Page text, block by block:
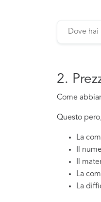
2.
Come
Questo
La
Il
Il
La
La